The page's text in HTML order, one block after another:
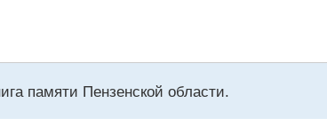
памяти Пензенской области.